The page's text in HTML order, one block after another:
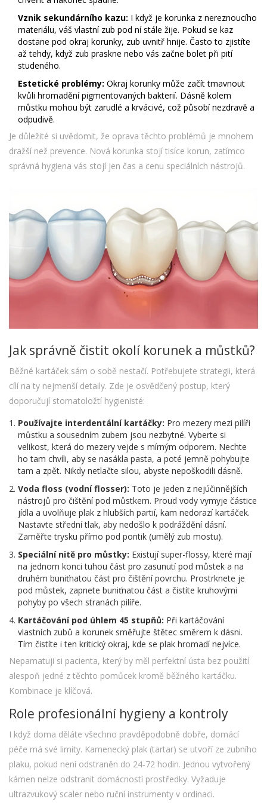
Vznik sekundárního kazu: I když je korunka z nereznoucího
materiálu, váš vlastní zub pod ní stále žije. Pokud se kaz
dostane pod okraj korunky, zub uvnitř hnije. Často to zjistíte
až tehdy, když zub praskne nebo vás začne bolet při pití
studeného.
Estetické problémy: Okraj korunky může začít tmavnout
kvůli hromadění pigmentovaných bakterií. Dásně kolem
můstku mohou být zarudlé a krvácivé, což působí nezdravě a
odpudivě.
Je důležité si uvědomit, že oprava těchto problémů je mnohem
dražší než prevence. Nová korunka stojí tisíce korun, zatímco
správná hygiena vás stojí jen čas a cenu speciálních nástrojů.
Jak správně čistit okolí korunek a můstků?
Běžné kartáček sám o sobě nestačí. Potřebujete strategii, která
cílí na ty nejmenší detaily. Zde je osvědčený postup, který
doporučují stomatoložtí hygienisté:
Používajte interdentální kartáčky: Pro mezery mezi pilíři
můstku a sousedním zubem jsou nezbytné. Vyberte si
velikost, která do mezery vejde s mírným odporem. Nechte
ho tam chvíli, aby se nasákla pasta, a poté jemně pohybujte
tam a zpět. Nikdy netlačte silou, abyste nepoškodili dásně.
Voda floss (vodní flosser): Toto je jeden z nejúčinnějších
nástrojů pro čištění pod můstkem. Proud vody vymyje částice
jídla a uvolňuje plak z hlubších partií, kam nedorazí kartáček.
Nastavte střední tlak, aby nedošlo k podráždění dásní.
Zaměřte trysku přímo pod pontik (umělý zub mostu).
Speciální nitě pro můstky: Existují super-flossy, které mají
na jednom konci tuhou část pro zasunutí pod můstek a na
druhém buniťnatou část pro čištění povrchu. Prostrknete je
pod můstek, zapnete buniťnatou část a čistíte kruhovými
pohyby po všech stranách pilíře.
Kartáčování pod úhlem 45 stupňů: Při kartáčování
vlastních zubů a korunek směřujte štětec směrem k dásni.
Tím čistíte i ten kritický okraj, kde se plak hromadí nejvíce.
Nepamatuji si pacienta, který by měl perfektní ústa bez použití
alespoň jedné z těchto pomůcek kromě běžného kartáčku.
Kombinace je klíčová.
Role profesionální hygieny a kontroly
I když doma děláte všechno pravděpodobně dobře, domácí
péče má své limity. Kamenecký plak (tartar) se utvoří ze zubního
plaku, pokud není odstraněn do 24-72 hodin. Jednou vytvořený
kámen nelze odstranit domácností prostředky. Vyžaduje
ultrazvukový scaler nebo ruční instrumenty v ordinaci.